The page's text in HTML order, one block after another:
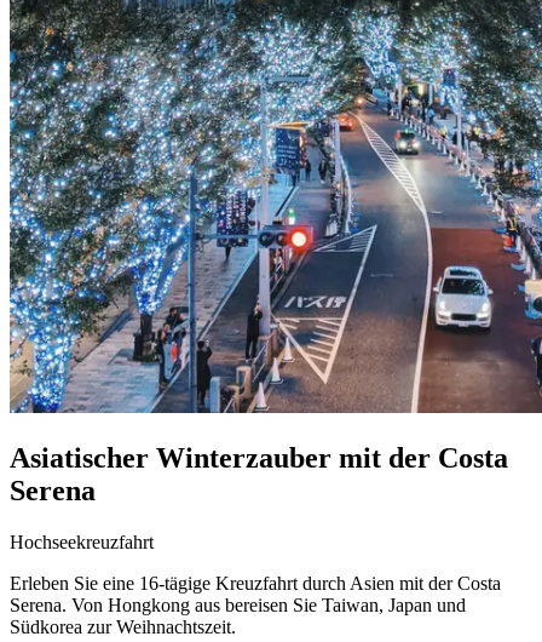
Asiatischer Winterzauber mit der Costa
Serena
Hochseekreuzfahrt
Erleben Sie eine 16-tägige Kreuzfahrt durch Asien mit der Costa
Serena. Von Hongkong aus bereisen Sie Taiwan, Japan und
Südkorea zur Weihnachtszeit.